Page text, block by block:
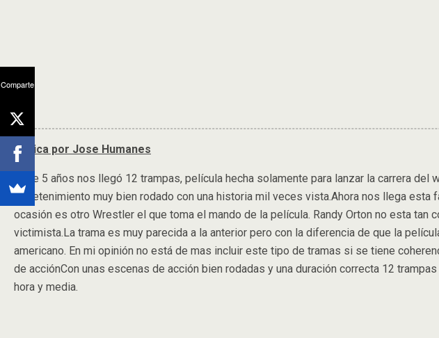
Crítica por Jose Humanes
Hace 5 años nos llegó 12 trampas, película hecha solamente para lanzar la carrera
entretenimiento muy bien rodado con una historia mil veces vista.Ahora nos llega
ocasión es otro Wrestler el que toma el mando de la película. Randy Orton no esta
victimista.La trama es muy parecida a la anterior pero con la diferencia de que la
americano. En mi opinión no está de mas incluir este tipo de tramas si se tiene
de acciónCon unas escenas de acción bien rodadas y una duración correcta 12
hora y media.
Comparte